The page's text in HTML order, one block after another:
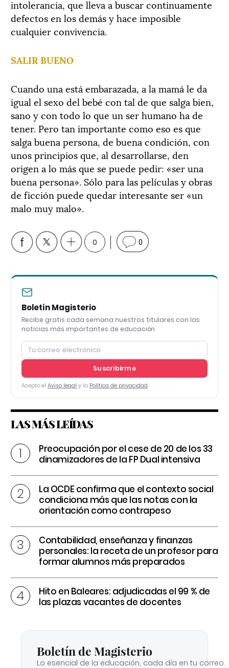
intolerancia, que lleva a buscar continuamente
defectos en los demás y hace imposible
cualquier convivencia.
SALIR BUENO
Cuando una está embarazada, a la mamá le da
igual el sexo del bebé con tal de que salga bien,
sano y con todo lo que un ser humano ha de
tener. Pero tan importante como eso es que
salga buena persona, de buena condición, con
unos principios que, al desarrollarse, den
origen a lo más que se puede pedir: «ser una
buena persona». Sólo para las películas y obras
de ficción puede quedar interesante ser «un
malo muy malo».
0 0
Boletín Magisterio
Recibe gratis cada semana nuestros titulares con las
noticias más importantes de educación
Suscribirme
Acepto el Aviso legal y la Política de privacidad
LAS MÁS LEÍDAS
Preocupación por el cese de 20 de los 33
dinamizadores de la FP Dual intensiva
La OCDE confirma que el contexto social
condiciona más que las notas con la
orientación como contrapeso
Contabilidad, enseñanza y finanzas
personales: la receta de un profesor para
formar alumnos más preparados
Hito en Baleares: adjudicadas el 99 % de
las plazas vacantes de docentes
Boletín de Magisterio
Lo esencial de la educación, cada día en tu correo.